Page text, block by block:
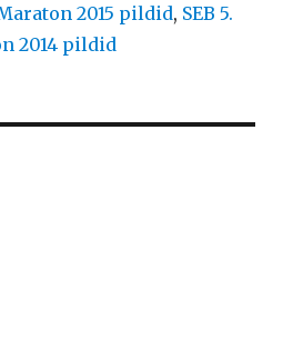
2015 pildid, SEB 5.
2014 pildid